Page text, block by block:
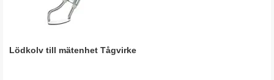
Lödkolv till mätenhet Tågvirke